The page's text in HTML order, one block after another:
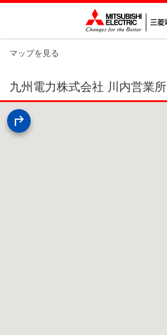
マップを見る
九州電力株式会社 川内営業所